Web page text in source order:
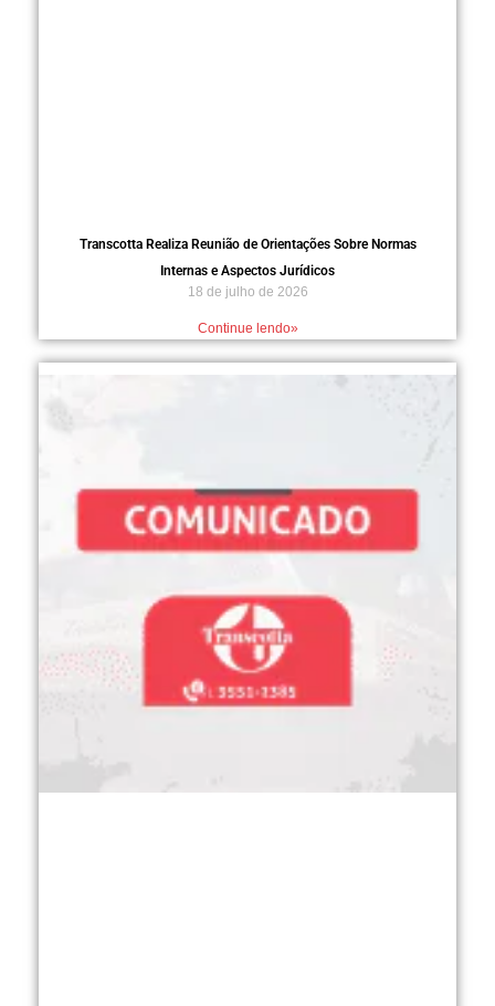
Transcotta Realiza Reunião de Orientações Sobre Normas
Internas e Aspectos Jurídicos
18 de julho de 2026
Continue lendo»